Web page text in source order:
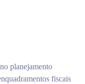
planejamento
fiscais